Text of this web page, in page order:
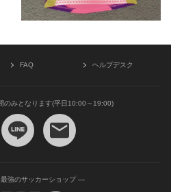
FAQ ヘルプデスク
のみとなります(平日10:00～19:00)
強のサッカーショップ —